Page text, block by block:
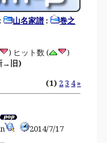
: 山名家譜 :
巻之
) ヒット数 (
)
→旧)
(1) 2 3 4 »
2014/7/17